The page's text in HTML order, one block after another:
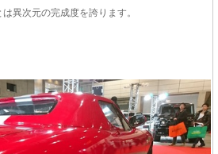
異次元の完成度を誇ります。